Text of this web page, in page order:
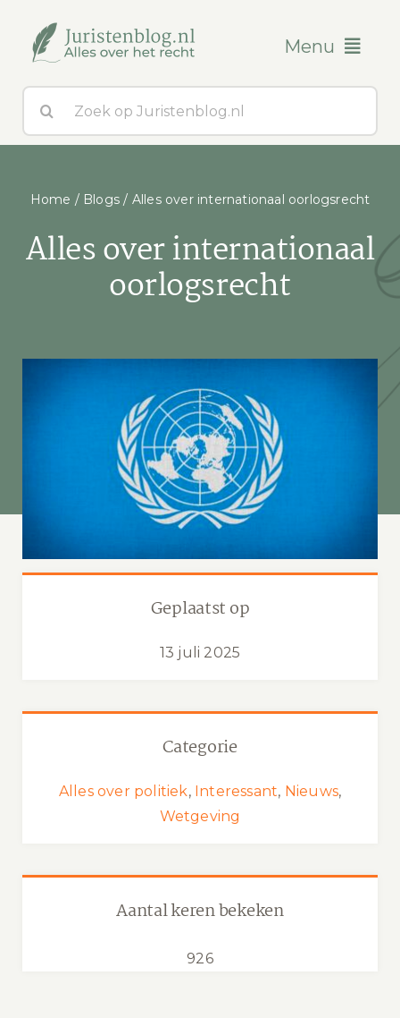
inhoud
Menu
Blogs
naar:
Home / Blogs / Alles over internationaal oorlogsrecht
Alles over internationaal
oorlogsrecht
Categorie
Alles over politiek, Interessant, Nieuws,
Wetgeving
Geplaatst op
13 juli 2025
Aantal keren bekeken
926